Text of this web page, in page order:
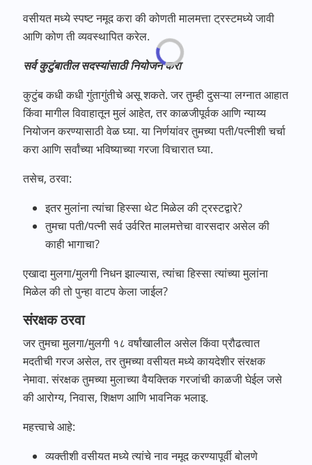
वसीयत मध्ये स्पष्ट नमूद करा की कोणती मालमत्ता ट्रस्टमध्ये जावी
आणि कोण ती व्यवस्थापित करेल.
सर्व कुटुंबातील सदस्यांसाठी नियोजन करा
कुटुंब कधी कधी गुंतागुंतीचे असू शकते. जर तुम्ही दुसऱ्या लग्नात आहात
किंवा मागील विवाहातून मुलं आहेत, तर काळजीपूर्वक आणि न्याय्य
नियोजन करण्यासाठी वेळ घ्या. या निर्णयांवर तुमच्या पती/पत्नीशी चर्चा
करा आणि सर्वांच्या भविष्याच्या गरजा विचारात घ्या.
तसेच, ठरवा:
इतर मुलांना त्यांचा हिस्सा थेट मिळेल की ट्रस्टद्वारे?
तुमचा पती/पत्नी सर्व उर्वरित मालमत्तेचा वारसदार असेल की
काही भागाचा?
एखादा मुलगा/मुलगी निधन झाल्यास, त्यांचा हिस्सा त्यांच्या मुलांना
मिळेल की तो पुन्हा वाटप केला जाईल?
संरक्षक ठरवा
जर तुमचा मुलगा/मुलगी १८ वर्षांखालील असेल किंवा प्रौढत्वात
मदतीची गरज असेल, तर तुमच्या वसीयत मध्ये कायदेशीर संरक्षक
नेमावा. संरक्षक तुमच्या मुलाच्या वैयक्तिक गरजांची काळजी घेईल जसे
की आरोग्य, निवास, शिक्षण आणि भावनिक भलाइ.
महत्त्वाचे आहे:
व्यक्तीशी वसीयत मध्ये त्यांचे नाव नमूद करण्यापूर्वी बोलणे